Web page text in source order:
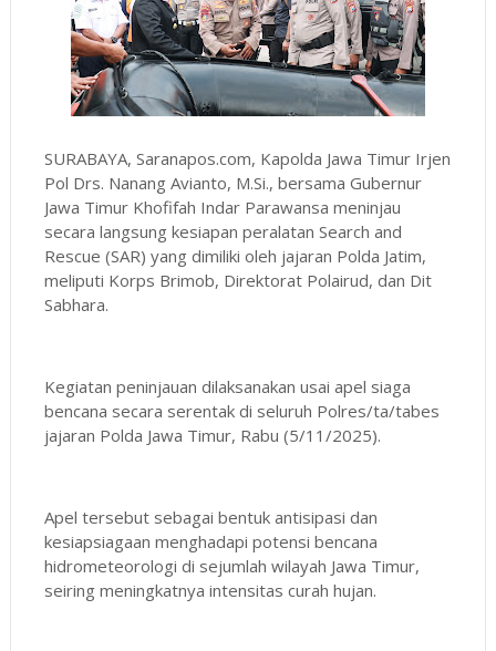
SURABAYA, Saranapos.com, Kapolda Jawa Timur Irjen
Pol Drs. Nanang Avianto, M.Si., bersama Gubernur
Jawa Timur Khofifah Indar Parawansa meninjau
secara langsung kesiapan peralatan Search and
Rescue (SAR) yang dimiliki oleh jajaran Polda Jatim,
meliputi Korps Brimob, Direktorat Polairud, dan Dit
Sabhara.
Kegiatan peninjauan dilaksanakan usai apel siaga
bencana secara serentak di seluruh Polres/ta/tabes
jajaran Polda Jawa Timur, Rabu (5/11/2025).
Apel tersebut sebagai bentuk antisipasi dan
kesiapsiagaan menghadapi potensi bencana
hidrometeorologi di sejumlah wilayah Jawa Timur,
seiring meningkatnya intensitas curah hujan.